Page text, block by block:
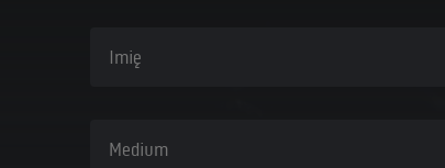
Medium